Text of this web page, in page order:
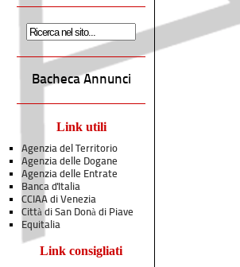
Bacheca Annunci
Link utili
Agenzia del Territorio
Agenzia delle Dogane
Agenzia delle Entrate
Banca d'Italia
CCIAA di Venezia
Città di San Donà di Piave
Equitalia
Link consigliati